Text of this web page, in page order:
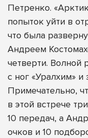
Петренко.
попыток уйти в
что была
Андреем
четверти. Волной
с ног «Уралхим»
Примечательно,
в этой встрече
10 передач, а
очков и 10